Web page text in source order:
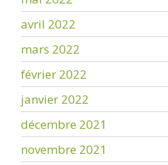
avril 2022
mars 2022
février 2022
janvier 2022
décembre 2021
novembre 2021